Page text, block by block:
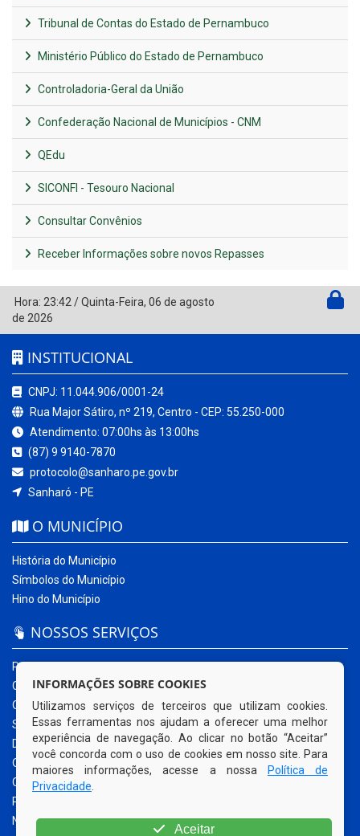
Tribunal de Contas do Estado de Pernambuco
Ministério Público do Estado de Pernambuco
Controladoria-Geral da União
Confederação Nacional de Municípios - CNM
QEdu
SICONFI - Tesouro Nacional
Consultar Convênios
Receber Informações sobre novos Repasses
Hora: 23:42/Quinta-Feira, 06 de agosto
de 2026
INSTITUCIONAL
CNPJ: 11.044.906/0001-24
Rua Major Sátiro, nº 219, Centro - CEP: 55.250-000
Atendimento: 07:00hs às 13:00hs
(87) 9 9140-7870
protocolo@sanharo.pe.gov.br
Sanharó - PE
O MUNICÍPIO
História do Município
Símbolos do Município
Hino do Município
NOSSOS SERVIÇOS
Portal da Transparência
Carta de Serviços ao Usuário
Ouvidoria Municipal
Sistema Eletrônico – e-SIC
Diário Oficial
Quadro de Avisos
Contracheque Online
Portal do Contribuinte
Nota Fiscal Eletrônica
INFORMAÇÕES SOBRE COOKIES
Utilizamos serviços de terceiros que utilizam cookies.
Essas ferramentas nos ajudam a oferecer uma melhor
experiência de navegação. Ao clicar no botão “Aceitar”
você concorda com o uso de cookies em nosso site. Para
maiores informações, acesse a nossa
Política de
Privacidade
Aceitar